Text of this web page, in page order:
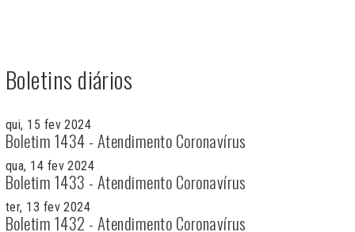
Boletins diários
qui, 15 fev 2024
Boletim 1434 - Atendimento Coronavírus
qua, 14 fev 2024
Boletim 1433 - Atendimento Coronavírus
ter, 13 fev 2024
Boletim 1432 - Atendimento Coronavírus